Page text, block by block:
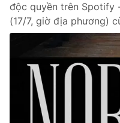
THỜI BÁO VTV
Theo dõi báo trên
Cơ quan chủ quản:
Đài
Cơ quan báo chí:
Thời báo
độc quyền trên Spotify
(17/7, giờ địa phương)